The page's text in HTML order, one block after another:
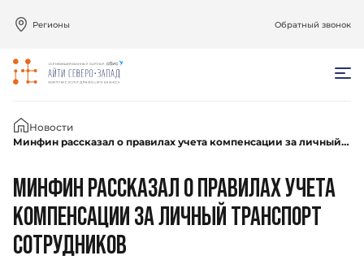
Регионы Обратный звонок
Главная
Новости
Минфин рассказал о правилах учета компенсации за личный транспорт сотрудников
МИНФИН РАССКАЗАЛ О ПРАВИЛАХ УЧЕТА
КОМПЕНСАЦИИ ЗА ЛИЧНЫЙ ТРАНСПОРТ
СОТРУДНИКОВ